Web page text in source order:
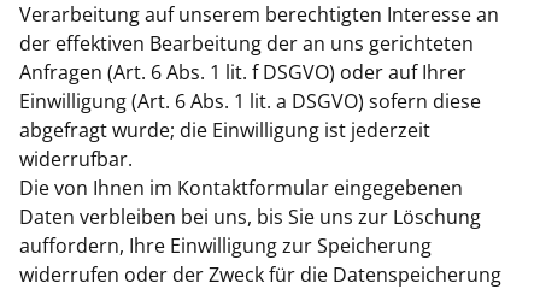
Verarbeitung auf unserem berechtigten Interesse an
der effektiven Bearbeitung der an uns gerichteten
Anfragen (Art. 6 Abs. 1 lit. f DSGVO) oder auf Ihrer
Einwilligung (Art. 6 Abs. 1 lit. a DSGVO) sofern diese
abgefragt wurde; die Einwilligung ist jederzeit
widerrufbar.
Die von Ihnen im Kontaktformular eingegebenen
Daten verbleiben bei uns, bis Sie uns zur Löschung
auffordern, Ihre Einwilligung zur Speicherung
widerrufen oder der Zweck für die Datenspeicherung